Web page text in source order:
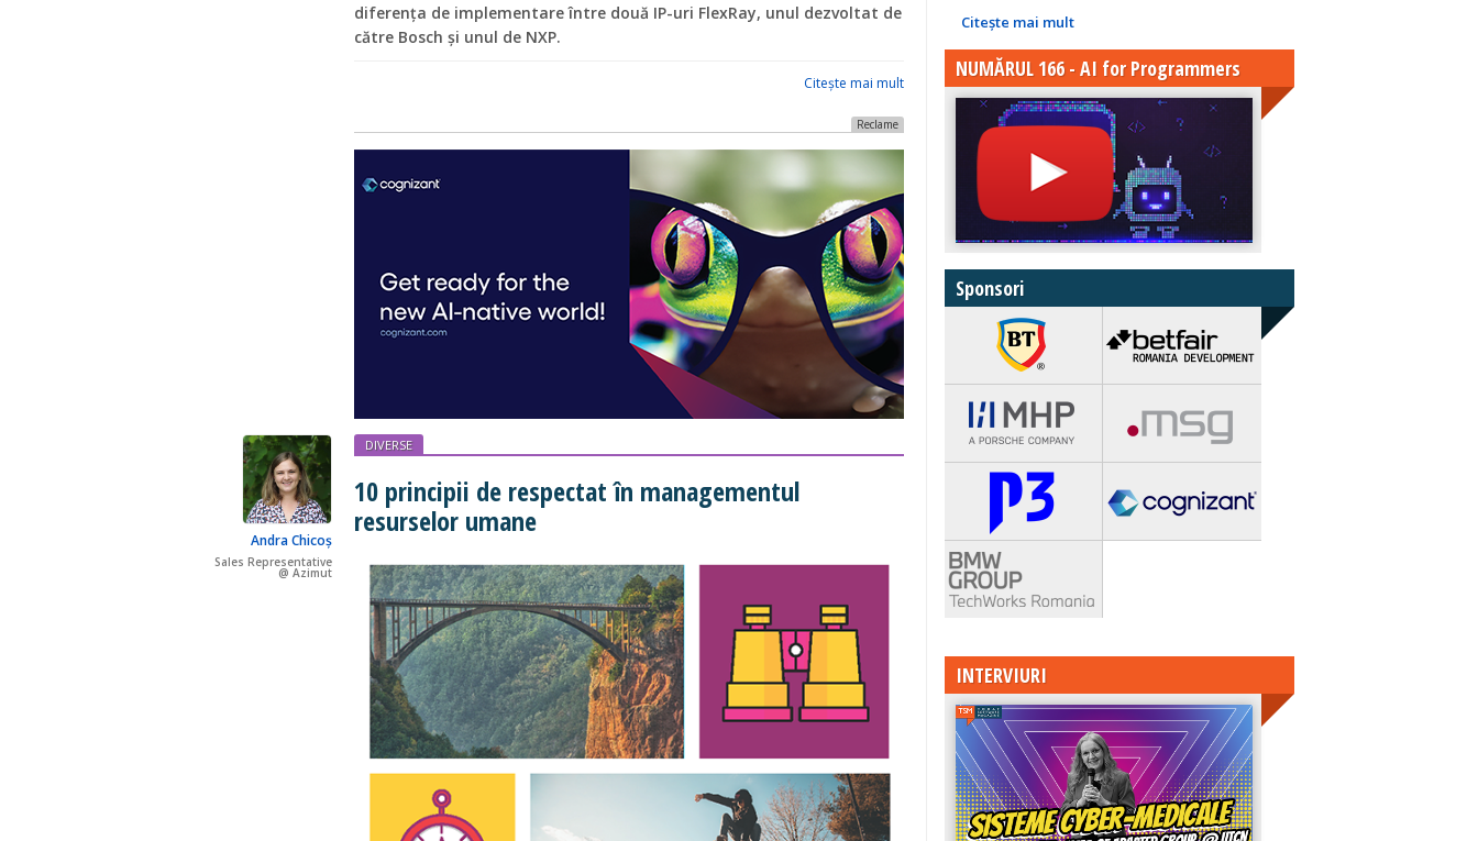
diferența de implementare între două IP-uri FlexRay, unul dezvoltat de
către Bosch și unul de NXP.
Citeşte mai mult
Reclame
Andra Chicoș
Sales Representative
@ Azimut
DIVERSE
10 principii de respectat în managementul
resurselor umane
Citeşte mai mult
NUMĂRUL 166 - AI for Programmers
Sponsori
INTERVIURI